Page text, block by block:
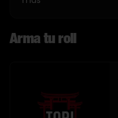
Arma tu roll